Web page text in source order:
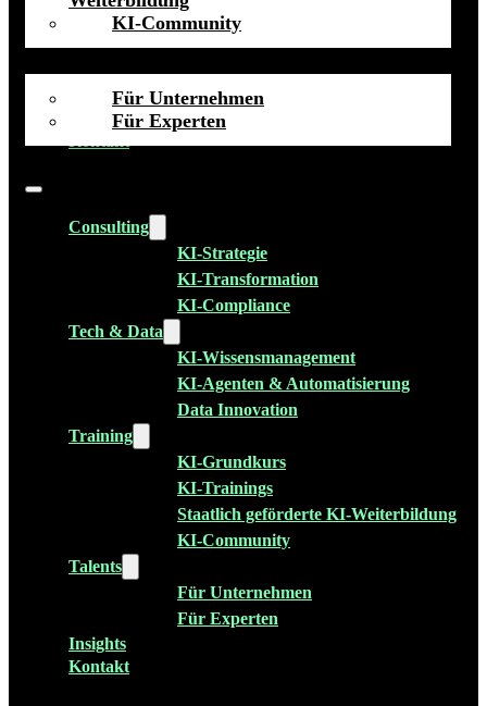
KI-Community
Talents
Für Unternehmen
Für Experten
Insights
Consulting
KI-Strategie
KI-Transformation
KI-Compliance
Tech & Data
KI-Wissensmanagement
KI-Agenten & Automatisierung
Data Innovation
Training
KI-Grundkurs
KI-Trainings
Staatlich geförderte KI-Weiterbildung
KI-Community
Talents
Für Unternehmen
Für Experten
Insights
Kontakt